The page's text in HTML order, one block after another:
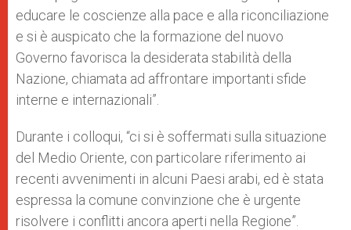
educare le coscienze alla pace e alla riconciliazione
e si è auspicato che la formazione del nuovo
Governo favorisca la desiderata stabilità della
Nazione, chiamata ad affrontare importanti sfide
interne e internazionali”.
Durante i colloqui, “ci si è soffermati sulla situazione
del Medio Oriente, con particolare riferimento ai
recenti avvenimenti in alcuni Paesi arabi, ed è stata
espressa la comune convinzione che è urgente
risolvere i conflitti ancora aperti nella Regione”.